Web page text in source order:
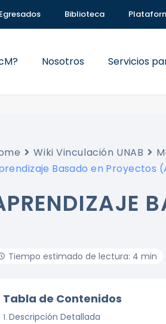
Biblioteca
Nosotros Servicios
Wiki Vinculación UNAB
Basado en Proyectos
Tiempo estimado de lectura: 4 min
Tabla de Contenidos
Descripción Detallada